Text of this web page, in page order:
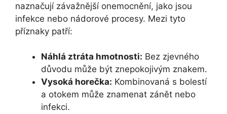
naznačují závažnější onemocnění, jako jsou
infekce nebo nádorové procesy. Mezi tyto
příznaky patří:
Náhlá ztráta hmotnosti: Bez zjevného
důvodu může být znepokojivým znakem.
Vysoká horečka: Kombinovaná s bolestí
a otokem může znamenat zánět nebo
infekci.